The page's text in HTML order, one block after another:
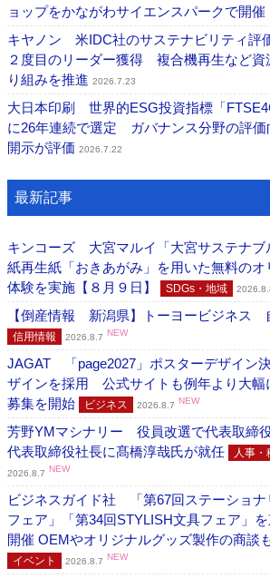
ョップをかながわサイエンスパークで開催
キヤノン 米IDC社のサステナビリティ評
２度目のリーダー獲得 複合機再生など資
り組みを推進 2026.7.23
大日本印刷 世界的ESG投資指標「
に26年連続で選定 ガバナンス分野の評価
開示が評価 2026.7.22
最新記事
キンコーズ 大宮マルイ「大宮サステナ
紙再生紙「おきあがみ」を用いた無料のオ
体験を実施【８月９日】
SDGs・地域
【倒産情報 新潟県】トーヨービジネス
信用情報 2026.8.7 NEW
JAGAT 「page2027」ポスターデザイン
ザインを採用 公式サイトも例年より大幅
募集を開始
ビジネス 2026.8.7 NEW
芳野YMマシナリー 役員改選で代表取締役
代表取締役社長に髙橋淳哉氏が就任
人事
2026.8.7 NEW
ビジネスガイド社 「第67回ステーショナ
フェア」「第34回STYLISH文具フェア」
開催 OEMやオリジナルグッズ製作の商談
イベント 2026.8.7 NEW